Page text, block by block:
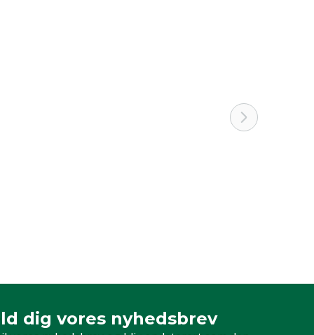
dig vores nyhedsbrev
vores nyhedsbrev